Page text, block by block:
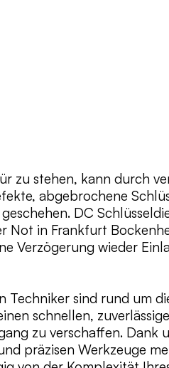
zu stehen, kann durch
abgebrochene
DC
Not in Frankfurt
Verzögerung wieder
Techniker sind rund um
schnellen,
zu verschaffen. Dank
präzisen Werkzeuge